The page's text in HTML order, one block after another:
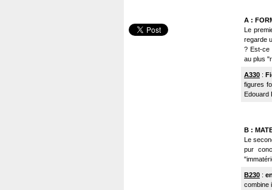
A :
Le
regarde
? Est-ce
au plus
A330 :
figures
Edouard
B :
Le
pur
B230 :
combine